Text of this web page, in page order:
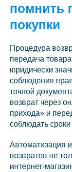
помнить
покупки
Процедура
передача
юридически
соблюдения
точной
возврат через
прихода» и
соблюдать
Автоматизация
возвратов не
интернет-